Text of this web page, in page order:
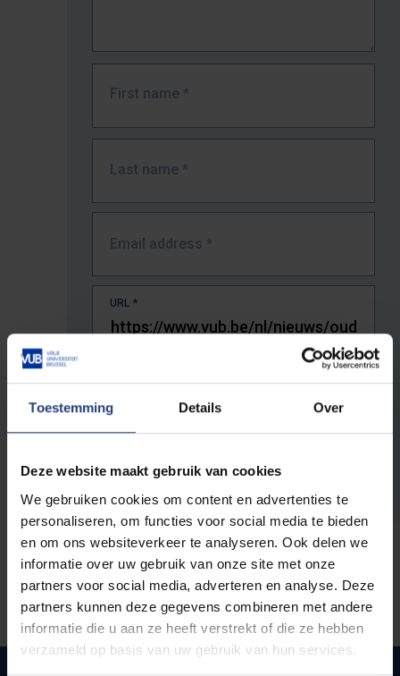
Toestemming Details Over
Deze website maakt gebruik van cookies
We gebruiken cookies om content en advertenties te
personaliseren, om functies voor social media te bieden
en om ons websiteverkeer te analyseren. Ook delen we
informatie over uw gebruik van onze site met onze
partners voor social media, adverteren en analyse. Deze
partners kunnen deze gegevens combineren met andere
informatie die u aan ze heeft verstrekt of die ze hebben
verzameld op basis van uw gebruik van hun services.
First name *
Last name *
Email address *
URL *
The full URL of the page where you encountered the error.